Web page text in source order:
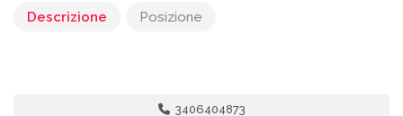
Descrizione Posizione
3406404873